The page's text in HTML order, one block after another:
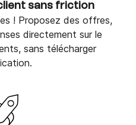
sans friction
! Proposez des offres,
directement sur le
sans télécharger